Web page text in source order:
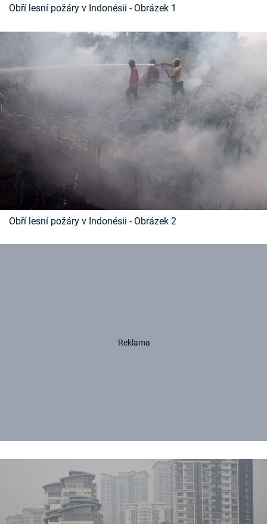
Časopis
Sledujte prima+
Sledujte nás
Obří lesní požáry v Indonésii - Obrázek 1
Obří lesní požáry v Indonésii - Obrázek 2